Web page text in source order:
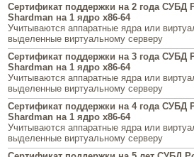
Сертификат поддержки на 2 года СУБД
Shardman на 1 ядро x86-64
Учитываются аппаратные ядра или
выделенные виртуальному серверу
Сертификат поддержки на 3 года СУБД
Shardman на 1 ядро x86-64
Учитываются аппаратные ядра или
выделенные виртуальному серверу
Сертификат поддержки на 4 года СУБД
Shardman на 1 ядро x86-64
Учитываются аппаратные ядра или
выделенные виртуальному серверу